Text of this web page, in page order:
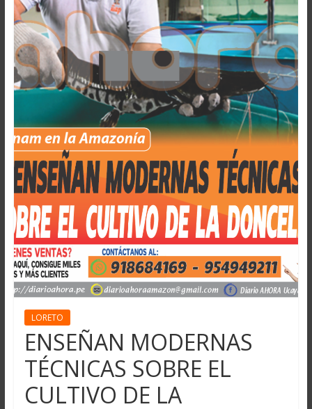
LORETO
ENSEÑAN MODERNAS
TÉCNICAS SOBRE EL
CULTIVO DE LA